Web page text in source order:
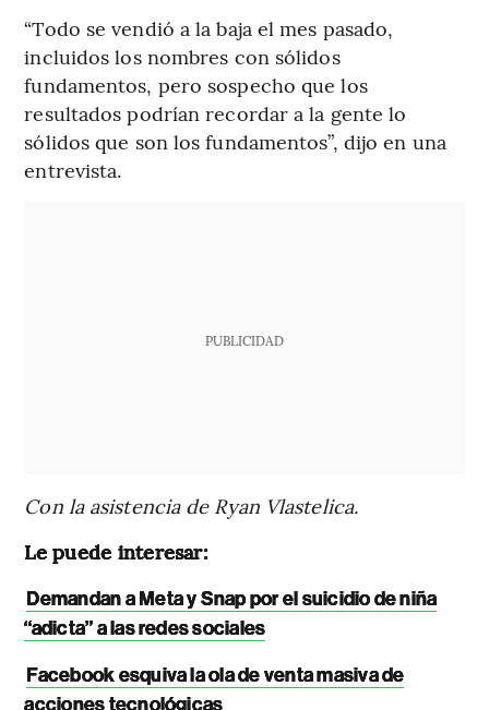
“Todo se vendió a la baja el mes pasado,
incluidos los nombres con sólidos
fundamentos, pero sospecho que los
resultados podrían recordar a la gente lo
sólidos que son los fundamentos”, dijo en una
entrevista.
PUBLICIDAD
Con la asistencia de Ryan Vlastelica.
Le puede interesar:
Demandan a Meta y Snap por el suicidio de niña
“adicta” a las redes sociales
Facebook esquiva la ola de venta masiva de
acciones tecnológicas